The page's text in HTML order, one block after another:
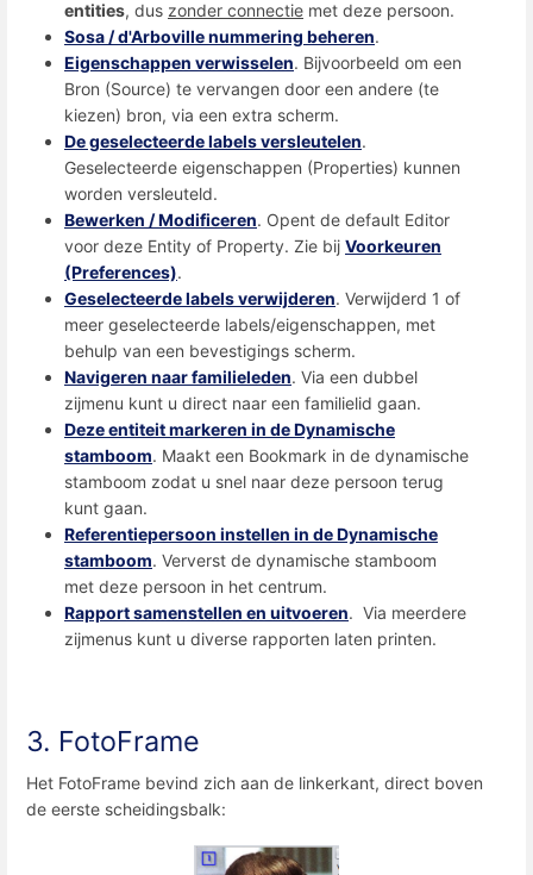
entities, dus zonder connectie met deze persoon.
Sosa / d'Arboville nummering beheren.
Eigenschappen verwisselen. Bijvoorbeeld om een
Bron (Source) te vervangen door een andere (te
kiezen) bron, via een extra scherm.
De geselecteerde labels versleutelen.
Geselecteerde eigenschappen (Properties) kunnen
worden versleuteld.
Bewerken / Modificeren. Opent de default Editor
voor deze Entity of Property. Zie bij Voorkeuren
(Preferences).
Geselecteerde labels verwijderen. Verwijderd 1 of
meer geselecteerde labels/eigenschappen, met
behulp van een bevestigings scherm.
Navigeren naar familieleden. Via een dubbel
zijmenu kunt u direct naar een familielid gaan.
Deze entiteit markeren in de Dynamische
stamboom. Maakt een Bookmark in de dynamische
stamboom zodat u snel naar deze persoon terug
kunt gaan.
Referentiepersoon instellen in de Dynamische
stamboom. Ververst de dynamische stamboom
met deze persoon in het centrum.
Rapport samenstellen en uitvoeren. Via meerdere
zijmenus kunt u diverse rapporten laten printen.
3. FotoFrame
Het FotoFrame bevind zich aan de linkerkant, direct boven
de eerste scheidingsbalk: